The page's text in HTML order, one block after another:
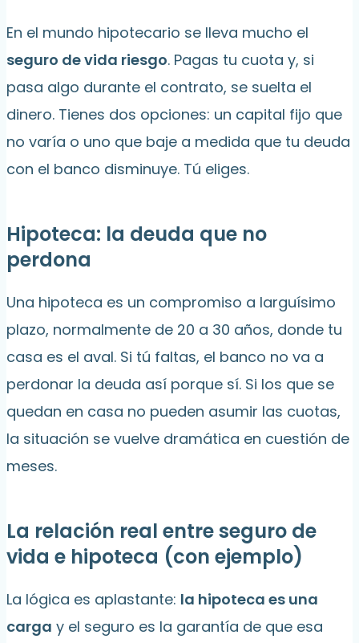
En el mundo hipotecario se lleva mucho el
seguro de vida riesgo. Pagas tu cuota y, si
pasa algo durante el contrato, se suelta el
dinero. Tienes dos opciones: un capital fijo que
no varía o uno que baje a medida que tu deuda
con el banco disminuye. Tú eliges.
Hipoteca: la deuda que no
perdona
Una hipoteca es un compromiso a larguísimo
plazo, normalmente de 20 a 30 años, donde tu
casa es el aval. Si tú faltas, el banco no va a
perdonar la deuda así porque sí. Si los que se
quedan en casa no pueden asumir las cuotas,
la situación se vuelve dramática en cuestión de
meses.
La relación real entre seguro de
vida e hipoteca (con ejemplo)
La lógica es aplastante: la hipoteca es una
carga y el seguro es la garantía de que esa